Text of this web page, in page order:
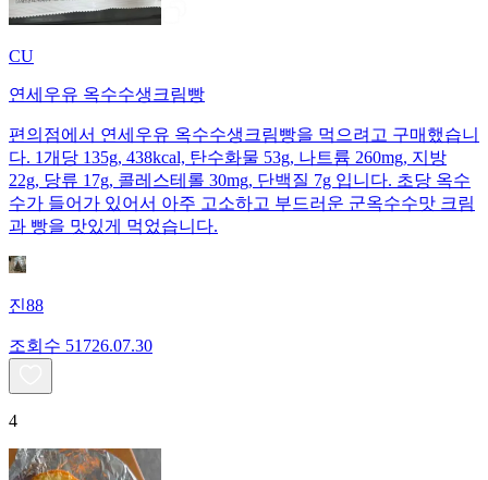
CU
연세우유 옥수수생크림빵
편의점에서 연세우유 옥수수생크림빵을 먹으려고 구매했습니
다. 1개당 135g, 438kcal, 탄수화물 53g, 나트륨 260mg, 지방
22g, 당류 17g, 콜레스테롤 30mg, 단백질 7g 입니다. 초당 옥수
수가 들어가 있어서 아주 고소하고 부드러운 군옥수수맛 크림
과 빵을 맛있게 먹었습니다.
진88
조회수 51726.07.30
4